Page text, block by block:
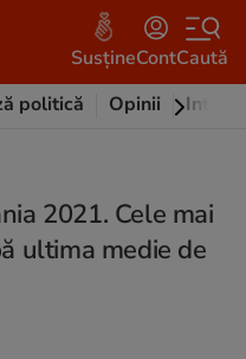
SusțineContCaută
politică Opinii
2021. Cele mai
ultima medie de